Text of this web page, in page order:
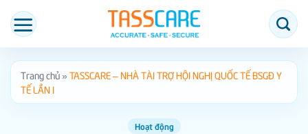
qua
dung
Trang chủ» TASSCARE – NHÀ TÀI TRỢ HỘI NGHỊ QUỐC TẾ BSGĐ Y
TẾ LẦN I
Hoạt động